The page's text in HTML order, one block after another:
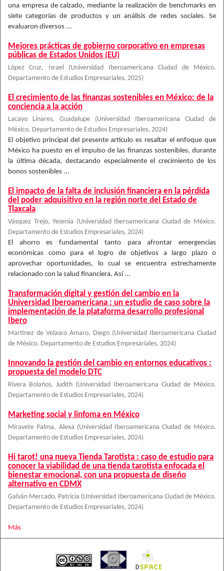
una empresa de calzado, mediante la realización de benchmarks en
siete categorías de productos y un análisis de redes sociales. Se
evaluaron diversos ...
Mejores prácticas de gobierno corporativo en empresas
públicas de Estados Unidos (EU)
López Cruz, Israel (Universidad Iberoamericana Ciudad de México.
Departamento de Estudios Empresariales, 2025)
El crecimiento de las finanzas sostenibles en México: de la
conciencia a la acción
Lacayo Linares, Guadalupe (Universidad Iberoamericana Ciudad de
México. Departamento de Estudios Empresariales, 2024)
El objetivo principal del presente artículo es resaltar el enfoque que
México ha puesto en el impulso de las finanzas sostenibles, durante
la última década, destacando especialmente el crecimiento de los
bonos sostenibles ...
El impacto de la falta de inclusión financiera en la pérdida
del poder adquisitivo en la región norte del Estado de
Tlaxcala
Vásquez Trejo, Yesenia (Universidad Iberoamericana Ciudad de México.
Departamento de Estudios Empresariales, 2024)
El ahorro es fundamental tanto para afrontar emergencias
económicas como para el logro de objetivos a largo plazo o
aprovechar oportunidades, lo cual se encuentra estrechamente
relacionado con la salud financiera. Así ...
Transformación dígital y gestión del cambio en la
Universidad Iberoamericana : un estudio de caso sobre la
implementación de la plataforma desarrollo profesional
Ibero
Martínez de Velasco Amaro, Diego (Universidad Iberoamericana Ciudad
de México. Departamento de Estudios Empresariales, 2024)
Innovando la gestión del cambio en entornos educativos :
propuesta del modelo DTC
Rivera Bolaños, Judith (Universidad Iberoamericana Ciudad de México.
Departamento de Estudios Empresariales, 2024)
Marketing social y linfoma en México
Miravete Palma, Alexa (Universidad Iberoamericana Ciudad de México.
Departamento de Estudios Empresariales, 2024)
Hi tarot! una nueva Tienda Tarotista : caso de estudio para
conocer la viabilidad de una tienda tarotista enfocada el
bienestar emocional, con una propuesta de diseño
alternativo en CDMX
Galván Mercado, Patricia (Universidad Iberoamericana Ciudad de México.
Departamento de Estudios Empresariales, 2024)
Más